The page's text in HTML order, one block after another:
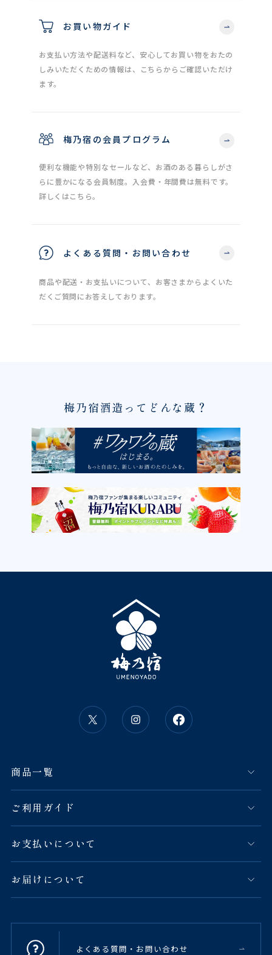
お買い物ガイド
お支払い方法や配送料など、安心してお買い物をおたの
しみいただくための情報は、こちらからご確認いただけ
ます。
梅乃宿の会員プログラム
便利な機能や特別なセールなど、お酒のある暮らしがさ
らに豊かになる会員制度。入会費・年間費は無料です。
詳しくはこちら。
よくある質問・お問い合わせ
商品や配送・お支払いについて、お客さまからよくいた
だくご質問にお答えしております。
梅乃宿酒造ってどんな蔵？
商品一覧
ご利用ガイド
お支払いについて
お届けについて
よくある質問・お問い合わせ